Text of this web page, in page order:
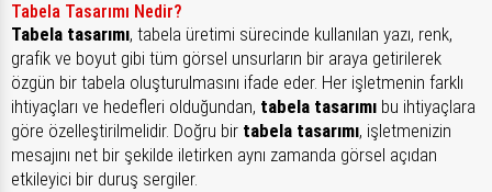
Tabela Tasarımı Nedir?
Tabela tasarımı, tabela üretimi sürecinde kullanılan yazı, renk,
grafik ve boyut gibi tüm görsel unsurların bir araya getirilerek
özgün bir tabela oluşturulmasını ifade eder. Her işletmenin farklı
ihtiyaçları ve hedefleri olduğundan, tabela tasarımı bu ihtiyaçlara
göre özelleştirilmelidir. Doğru bir tabela tasarımı, işletmenizin
mesajını net bir şekilde iletirken aynı zamanda görsel açıdan
etkileyici bir duruş sergiler.